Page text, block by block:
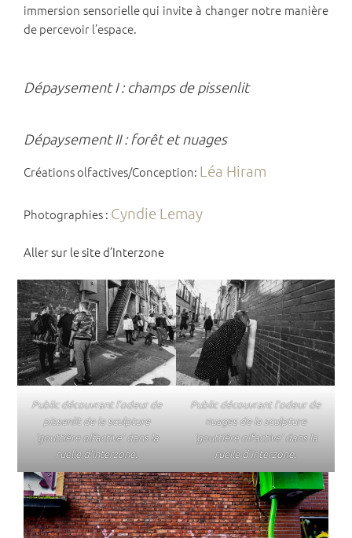
immersion sensorielle qui invite à changer notre manière
de percevoir l’espace.
Dépaysement I : champs de pissenlit
Dépaysement II : forêt et nuages
Créations olfactives/Conception: Léa Hiram
Photographies : Cyndie Lemay
Aller sur le site d’Interzone
Public découvrant l’odeur de
pissenlit de la sculpture
‘gouttière olfactive’ dans la
ruelle d’interzone.
Public découvrant l’odeur de
nuages de la sculpture
‘gouttière olfactive’ dans la
ruelle d’interzone.